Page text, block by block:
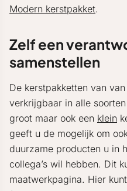
Modern kerstpakket.
Zelf een
samenstellen
De kerstpakketten van
verkrijgbaar in alle
groot maar ook een klein
geeft u de mogelijk om
duurzame producten u in
collega’s wil hebben. Dit
maatwerkpagina. Hier